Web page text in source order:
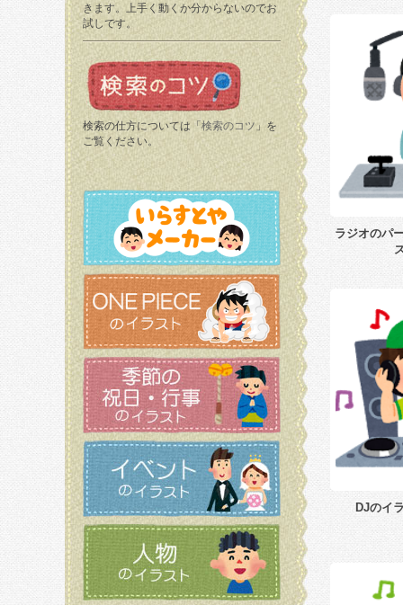
きます。上手く動くか分からないのでお
試しです。
検索の仕方については「 検索のコツ 」を
ご覧ください。
ラジオのパ
DJのイ